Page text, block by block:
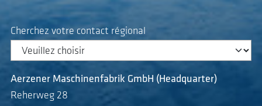
Cherchez votre contact régional
Aerzener Maschinenfabrik GmbH (Headquarter)
Reherweg 28